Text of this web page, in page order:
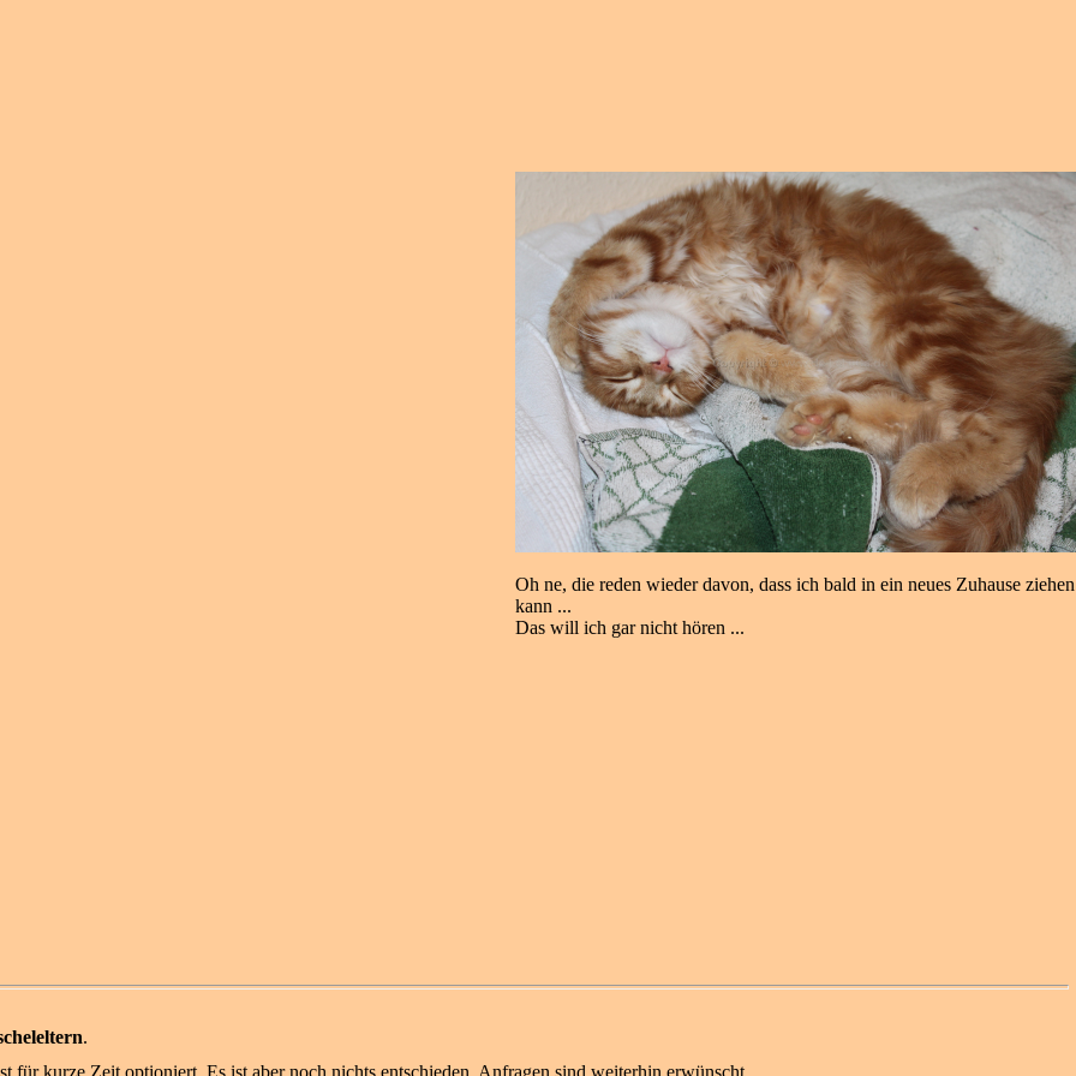
Oh ne, die reden wieder davon, dass ich bald in ein neues Zuhause ziehen
kann ...
Das will ich gar nicht hören ...
.
für kurze Zeit optioniert. Es ist aber noch nichts entschieden. Anfragen sind weiterhin erwünscht.